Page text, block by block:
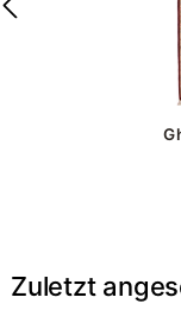
Zuletzt